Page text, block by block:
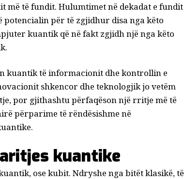
të fundit. Hulumtimet në dekadat e fundit
për të zgjidhur disa nga këto
kuantik që në fakt zgjidh një nga këto
kuantik të informacionit dhe kontrollin e
shkencor dhe teknologjik jo vetëm
por gjithashtu përfaqëson një rritje më të
përparime të rëndësishme në
kuantike
ose kubit. Ndryshe nga bitët klasikë, të